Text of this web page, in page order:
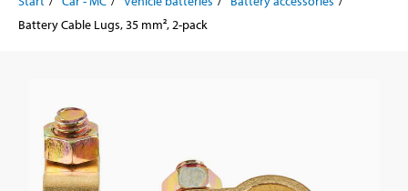
Battery Cable Lugs, 35 mm², 2-pack